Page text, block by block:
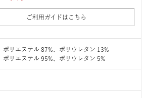
ご利用ガイドはこちら
ポリエステル 87%、ポリウレタン 13%
ポリエステル 95%、ポリウレタン 5%